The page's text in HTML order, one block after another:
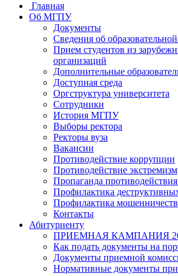
Главная
Об МГПУ
Документы
Сведения об
Прием студентов из
организаций
Дополнительные
Доступная среда
Оргструктура университета
Сотрудники
История МГПУ
Выборы ректора
Ректоры вуза
Вакансии
Противодействие коррупции
Противодействие
Пропаганда
Профилактика
Профилактика
Контакты
Абитуриенту
ПРИЕМНАЯ КАМПАНИЯ
Как подать документы на
Документы приемной
Нормативные документы